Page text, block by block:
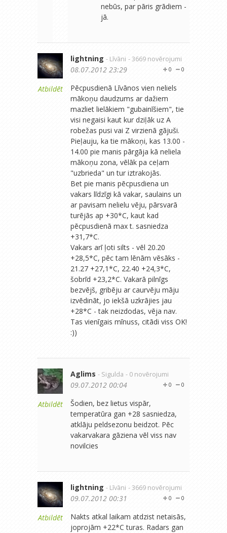
nebūs, par pāris grādiem -
jā.
Atbildēt
lightning - Līvāni - 3669 novērojumi
0
0
08.07.2012 23:29
Pēcpusdienā Līvānos vien neliels
mākoņu daudzums ar dažiem
mazliet lielākiem "gubainīšiem", tie
visi negaisi kaut kur dziļāk uz A
robežas pusi vai Z virzienā gājuši.
Pieļauju, ka tie mākoņi, kas 13.00 -
14.00 pie manis pārgāja kā neliela
mākoņu zona, vēlāk pa ceļam
"uzbrieda" un tur iztrakojās.
Bet pie manis pēcpusdiena un
vakars līdzīgi kā vakar, saulains un
ar pavisam nelielu vēju, pārsvarā
turējās ap +30*C, kaut kad
pēcpusdienā max t. sasniedza
+31,7*C.
Vakars arī ļoti silts - vēl 20.20
+28,5*C, pēc tam lēnām vēsāks -
21.27 +27,1*C, 22.40 +24,3*C,
šobrīd +23,2*C. Vakarā pilnīgs
bezvējš, gribēju ar caurvēju māju
izvēdināt, jo iekšā uzkrājies jau
+28*C - tak neizdodas, vēja nav.
Tas vienīgais mīnuss, citādi viss OK!
:))
Atbildēt
Aglims - Sigulda - 0 novērojumi
0
0
09.07.2012 00:04
Šodien, bez lietus vispār,
temperatūra gan +28 sasniedza,
atklāju peldsezonu beidzot. Pēc
vakarvakara gāziena vēl viss nav
novilcies
Atbildēt
lightning - Līvāni - 3669 novērojumi
0
0
09.07.2012 00:31
Nakts atkal laikam atdzist netaisās,
joprojām +22*C turas. Radars gan